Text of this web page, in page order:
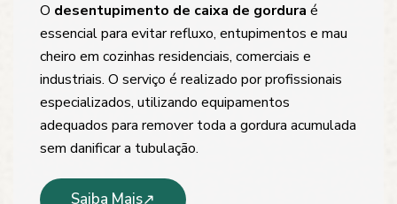
O desentupimento de caixa de gordura é
essencial para evitar refluxo, entupimentos e mau
cheiro em cozinhas residenciais, comerciais e
industriais. O serviço é realizado por profissionais
especializados, utilizando equipamentos
adequados para remover toda a gordura acumulada
sem danificar a tubulação.
Saiba Mais